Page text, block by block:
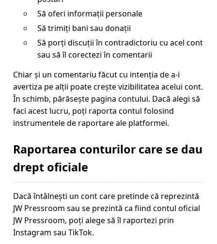
Să oferi informații personale
Să trimiți bani sau donații
Să porți discuții în contradictoriu cu acel cont
sau să îl corectezi în comentarii
Chiar și un comentariu făcut cu intenția de a-i
avertiza pe alții poate crește vizibilitatea acelui cont.
În schimb, părăsește pagina contului. Dacă alegi să
faci acest lucru, poți raporta contul folosind
instrumentele de raportare ale platformei.
Raportarea conturilor care se dau
drept oficiale
Dacă întâlnești un cont care pretinde că reprezintă
JW Pressroom sau se prezintă ca fiind contul oficial
JW Pressroom, poți alege să îl raportezi prin
Instagram sau TikTok.